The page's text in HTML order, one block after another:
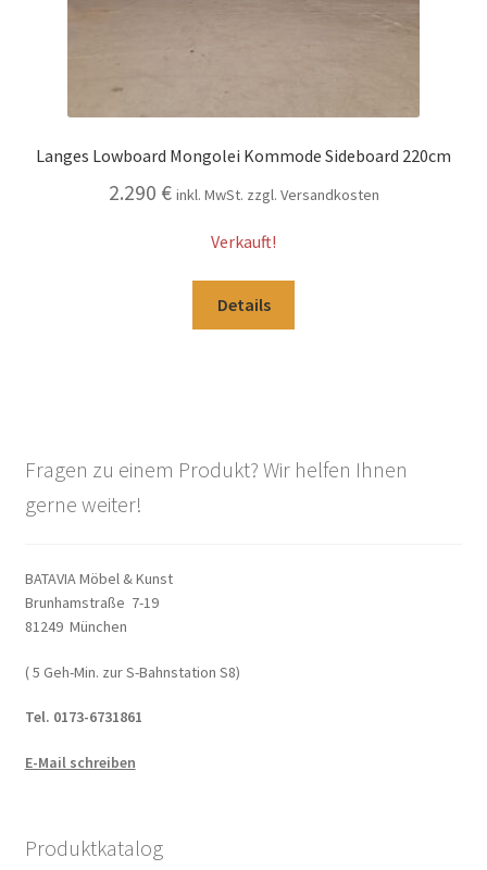
Langes Lowboard Mongolei Kommode Sideboard 220cm
2.290 € inkl. MwSt. zzgl. Versandkosten
Verkauft!
Details
Fragen zu einem Produkt? Wir helfen Ihnen
gerne weiter!
BATAVIA Möbel & Kunst
Brunhamstraße 7-19
81249 München
( 5 Geh-Min. zur S-Bahnstation S8)
Tel. 0173-6731861
E-Mail schreiben
Produktkatalog